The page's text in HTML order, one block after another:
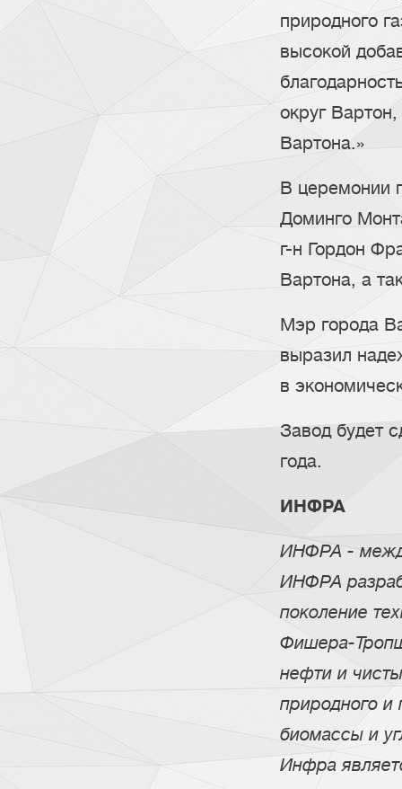
природного
высокой
округ
Вартона.»
В церемонии
Доминго
г-н Гордон
Вартона, а
Мэр города
выразил
в
Завод будет
года.
ИНФРА
ИНФРА -
ИНФРА
поколение
Фишера-
нефти и
природного и
биомассы и
Инфра